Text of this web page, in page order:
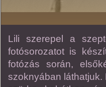
Lili szerepel a
fotósorozatot is
fotózás során,
szoknyában